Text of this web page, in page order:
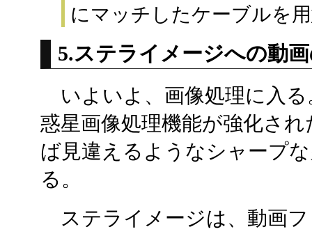
にマッチしたケーブルを
5.ステライメージへの動
いよいよ、画像処理に入
惑星画像処理機能が強化さ
ば見違えるようなシャープ
る。
ステライメージは、動画